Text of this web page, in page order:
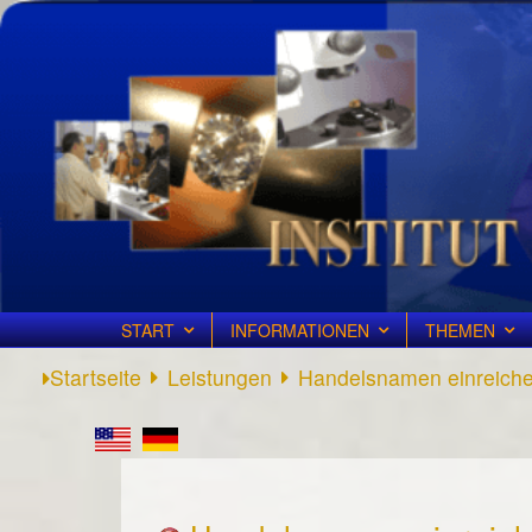
START INFORMATIONEN THEMEN
Startseite Leistungen Handelsnamen